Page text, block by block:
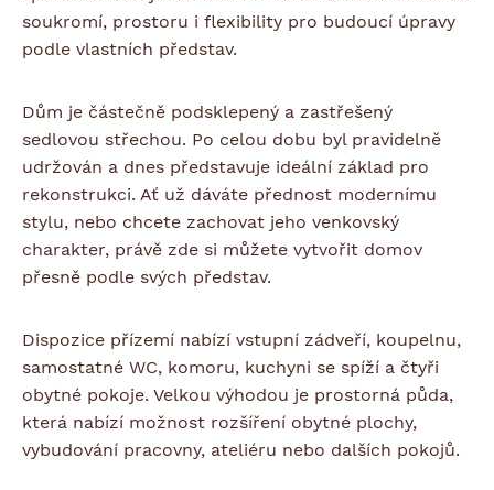
soukromí, prostoru i flexibility pro budoucí úpravy
podle vlastních představ.
Dům je částečně podsklepený a zastřešený
sedlovou střechou. Po celou dobu byl pravidelně
udržován a dnes představuje ideální základ pro
rekonstrukci. Ať už dáváte přednost modernímu
stylu, nebo chcete zachovat jeho venkovský
charakter, právě zde si můžete vytvořit domov
přesně podle svých představ.
Dispozice přízemí nabízí vstupní zádveří, koupelnu,
samostatné WC, komoru, kuchyni se spíží a čtyři
obytné pokoje. Velkou výhodou je prostorná půda,
která nabízí možnost rozšíření obytné plochy,
vybudování pracovny, ateliéru nebo dalších pokojů.